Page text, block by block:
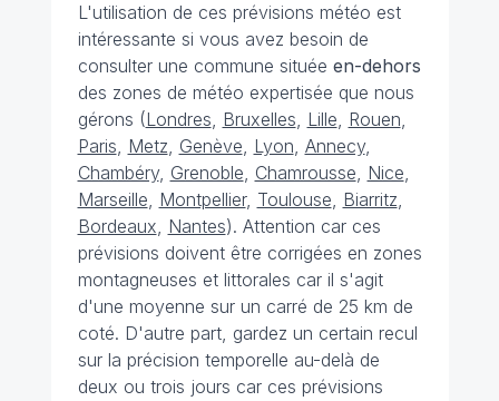
L'utilisation de ces prévisions météo est
intéressante si vous avez besoin de
consulter une commune située en-dehors
des zones de météo expertisée que nous
gérons (Londres, Bruxelles, Lille, Rouen,
Paris, Metz, Genève, Lyon, Annecy,
Chambéry, Grenoble, Chamrousse, Nice,
Marseille, Montpellier, Toulouse, Biarritz,
Bordeaux, Nantes). Attention car ces
prévisions doivent être corrigées en zones
montagneuses et littorales car il s'agit
d'une moyenne sur un carré de 25 km de
coté. D'autre part, gardez un certain recul
sur la précision temporelle au-delà de
deux ou trois jours car ces prévisions